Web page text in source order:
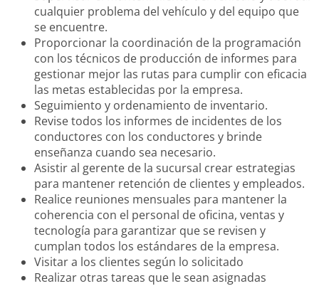
cualquier problema del vehículo y del equipo que
se encuentre.
Proporcionar la coordinación de la programación
con los técnicos de producción de informes para
gestionar mejor las rutas para cumplir con eficacia
las metas establecidas por la empresa.
Seguimiento y ordenamiento de inventario.
Revise todos los informes de incidentes de los
conductores con los conductores y brinde
enseñanza cuando sea necesario.
Asistir al gerente de la sucursal crear estrategias
para mantener retención de clientes y empleados.
Realice reuniones mensuales para mantener la
coherencia con el personal de oficina, ventas y
tecnología para garantizar que se revisen y
cumplan todos los estándares de la empresa.
Visitar a los clientes según lo solicitado
Realizar otras tareas que le sean asignadas